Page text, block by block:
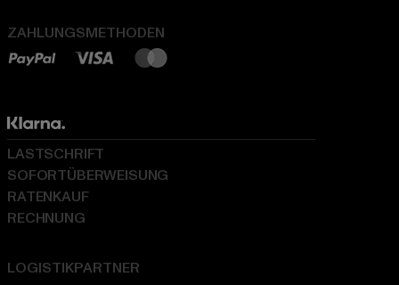
ZAHLUNGSMETHODEN
LOGISTIKPARTNER
LASTSCHRIFT
SOFORTÜBERWEISUNG
RATENKAUF
RECHNUNG